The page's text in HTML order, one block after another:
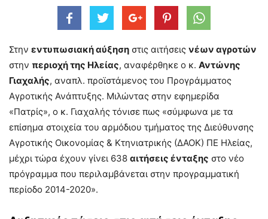
Στην εντυπωσιακή αύξηση στις αιτήσεις νέων αγροτών
στην περιοχή της Ηλείας, αναφέρθηκε ο κ. Αντώνης
Γιαχαλής, αναπλ. προϊστάμενος του Προγράμματος
Αγροτικής Ανάπτυξης. Μιλώντας στην εφημερίδα
«Πατρίς», ο κ. Γιαχαλής τόνισε πως «σύμφωνα με τα
επίσημα στοιχεία του αρμόδιου τμήματος της Διεύθυνσης
Αγροτικής Οικονομίας & Κτηνιατρικής (ΔΑΟΚ) ΠΕ Ηλείας,
μέχρι τώρα έχουν γίνει 638 αιτήσεις ένταξης στο νέο
πρόγραμμα που περιλαμβάνεται στην προγραμματική
περίοδο 2014-2020».